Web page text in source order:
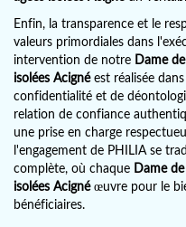
Enfin, la transparence et le
valeurs primordiales dans
intervention de notre Dame
isolées Acignéest réalisée
confidentialité et de
relation de confiance
une prise en charge
l'engagement de PHILIA se
complète, où chaque Dame
isolées Acignéœuvre pour le
bénéficiaires.